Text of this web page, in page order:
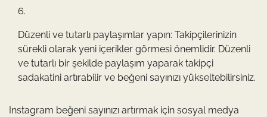
Düzenli ve tutarlı paylaşımlar yapın: Takipçilerinizin
sürekli olarak yeni içerikler görmesi önemlidir. Düzenli
ve tutarlı bir şekilde paylaşım yaparak takipçi
sadakatini artırabilir ve beğeni sayınızı yükseltebilirsiniz.
Instagram beğeni sayınızı artırmak için sosyal medya